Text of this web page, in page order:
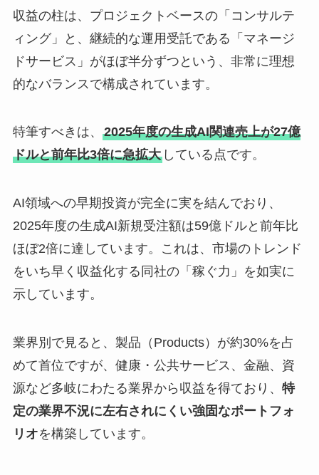
収益の柱は、プロジェクトベースの「コンサルテ
ィング」と、継続的な運用受託である「マネージ
ドサービス」がほぼ半分ずつという、非常に理想
的なバランスで構成されています。
特筆すべきは、 2025年度の生成AI関連売上が27億
ドルと前年比3倍に急拡大している点です。
AI領域への早期投資が完全に実を結んでおり、
2025年度の生成AI新規受注額は59億ドルと前年比
ほぼ2倍に達しています。これは、市場のトレンド
をいち早く収益化する同社の「稼ぐ力」を如実に
示しています。
業界別で見ると、製品（Products）が約30%を占
めて首位ですが、健康・公共サービス、金融、資
源など多岐にわたる業界から収益を得ており、 特
定の業界不況に左右されにくい強固なポートフォ
リオを構築しています。